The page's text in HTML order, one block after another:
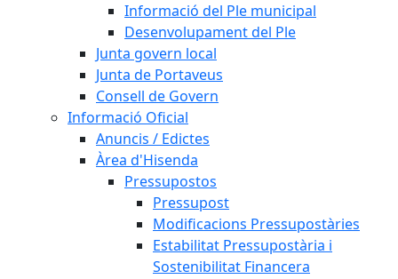
Informació del Ple municipal
Desenvolupament del Ple
Junta govern local
Junta de Portaveus
Consell de Govern
Informació Oficial
Anuncis / Edictes
Àrea d'Hisenda
Pressupostos
Pressupost
Modificacions Pressupostàries
Estabilitat Pressupostària i
Sostenibilitat Financera